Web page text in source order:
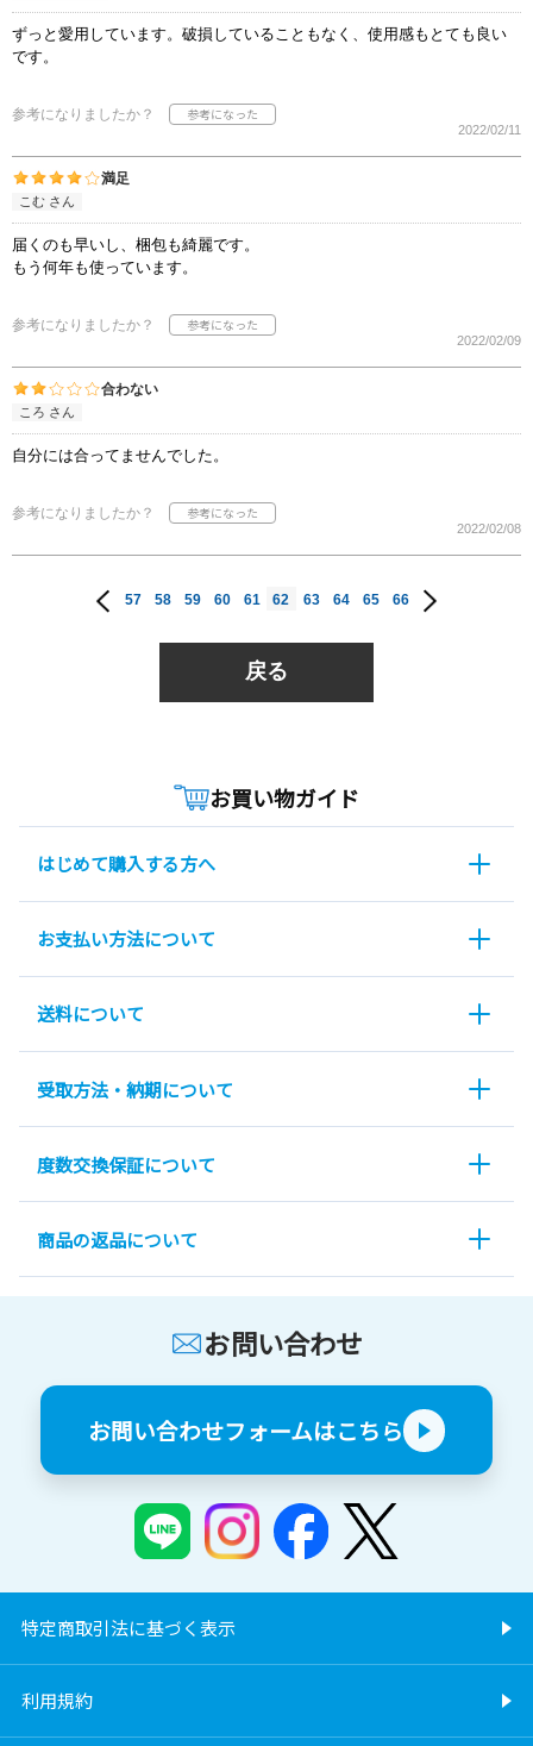
ずっと愛用しています。破損していることもなく、使用感もとても良い
です。
参考になりましたか？
2022/02/11
満足
こむ さん
届くのも早いし、梱包も綺麗です。
もう何年も使っています。
参考になりましたか？
2022/02/09
合わない
ころ さん
自分には合ってませんでした。
参考になりましたか？
2022/02/08
57 58 59 60 61 62 63 64 65 66
戻る
お買い物ガイド
はじめて購入する方へ
お支払い方法について
送料について
受取方法・納期について
度数交換保証について
商品の返品について
お問い合わせ
お問い合わせフォームはこちら
特定商取引法に基づく表示
利用規約